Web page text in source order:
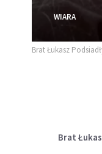
WIARA
Brat Łukasz
Brat